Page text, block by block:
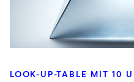
LOOK-UP-TABLE MIT 10